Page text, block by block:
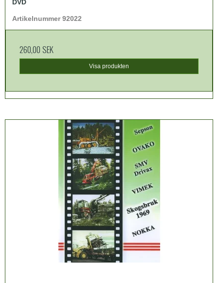
DVD
Artikelnummer 92022
260,00 SEK
Visa produkten